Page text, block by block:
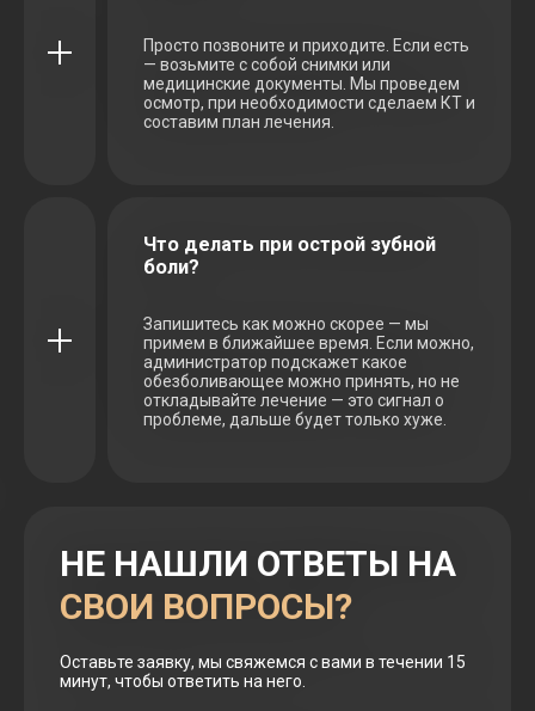
Просто позвоните и приходите. Если есть
— возьмите с собой снимки или
медицинские документы. Мы проведем
осмотр, при необходимости сделаем КТ и
составим план лечения.
Что делать при острой зубной
боли?
Запишитесь как можно скорее — мы
примем в ближайшее время. Если можно,
администратор подскажет какое
обезболивающее можно принять, но не
откладывайте лечение — это сигнал о
проблеме, дальше будет только хуже.
НЕ НАШЛИ ОТВЕТЫ НА
СВОИ ВОПРОСЫ?
Оставьте заявку, мы свяжемся с вами в течении 15
минут, чтобы ответить на него.